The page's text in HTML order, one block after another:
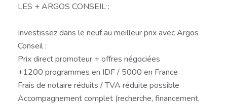
LES + ARGOS CONSEIL :
Investissez dans le neuf au meilleur prix avec Argos
Conseil :
Prix direct promoteur + offres négociées
+1200 programmes en IDF / 5000 en France
Frais de notaire réduits / TVA réduite possible
Accompagnement complet (recherche, financement,